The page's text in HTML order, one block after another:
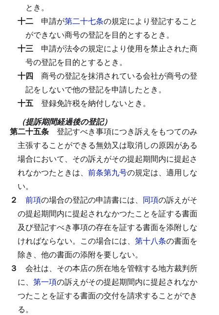
とき。
十二 申請が第二十七条の規定により登記すること
ができない商号の登記を目的とするとき。
十三 申請が法令の規定により使用を禁止された商
号の登記を目的とするとき。
十四 商号の登記を抹消されている会社が商号の登
記をしないで他の登記を申請したとき。
十五 登録免許税を納付しないとき。
（提訴期間経過後の登記）
第二十五条 登記すべき事項につき訴えをもつてのみ
主張することができる無効又は取消しの原因がある
場合において、その訴えがその提起期間内に提起さ
れなかつたときは、 前条第九号の規定は、適用しな
い。
２ 前項の場合の登記の申請書には、 同項の訴えがそ
の提起期間内に提起されなかつたことを証する書面
及び登記すべき事項の存在を証する書面を添附しな
ければならない。 この場合には、 第十八条の書面を
除き、他の書面の添附を要しない。
３ 会社は、その本店の所在地を管轄する地方裁判所
に、 第一項の訴えがその提起期間内に提起されなか
つたことを証する書面の交付を請求することができ
る。